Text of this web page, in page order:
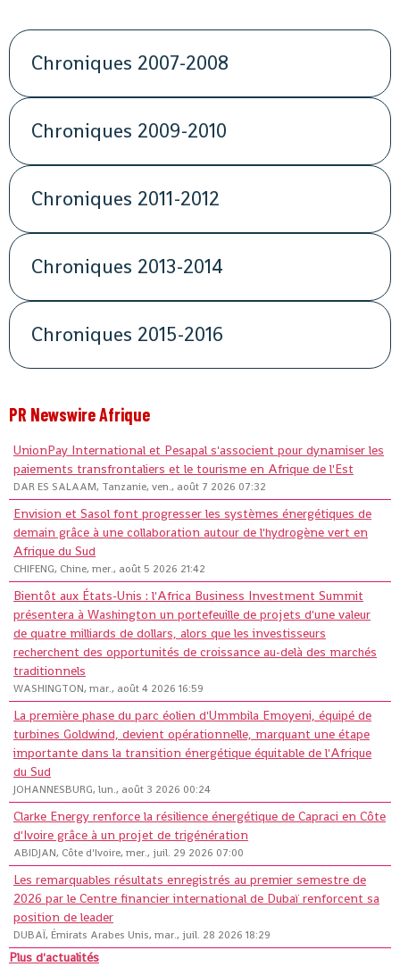
Chroniques 2007-2008
Chroniques 2009-2010
Chroniques 2011-2012
Chroniques 2013-2014
Chroniques 2015-2016
PR Newswire Afrique
UnionPay International et Pesapal s'associent pour dynamiser les
paiements transfrontaliers et le tourisme en Afrique de l'Est
DAR ES SALAAM, Tanzanie, ven., août 7 2026 07:32
Envision et Sasol font progresser les systèmes énergétiques de
demain grâce à une collaboration autour de l'hydrogène vert en
Afrique du Sud
CHIFENG, Chine, mer., août 5 2026 21:42
Bientôt aux États-Unis : l'Africa Business Investment Summit
présentera à Washington un portefeuille de projets d'une valeur
de quatre milliards de dollars, alors que les investisseurs
recherchent des opportunités de croissance au-delà des marchés
traditionnels
WASHINGTON, mar., août 4 2026 16:59
La première phase du parc éolien d'Ummbila Emoyeni, équipé de
turbines Goldwind, devient opérationnelle, marquant une étape
importante dans la transition énergétique équitable de l'Afrique
du Sud
JOHANNESBURG, lun., août 3 2026 00:24
Clarke Energy renforce la résilience énergétique de Capraci en Côte
d'Ivoire grâce à un projet de trigénération
ABIDJAN, Côte d'Ivoire, mer., juil. 29 2026 07:00
Les remarquables résultats enregistrés au premier semestre de
2026 par le Centre financier international de Dubaï renforcent sa
position de leader
DUBAÏ, Émirats Arabes Unis, mar., juil. 28 2026 18:29
Plus d'actualités